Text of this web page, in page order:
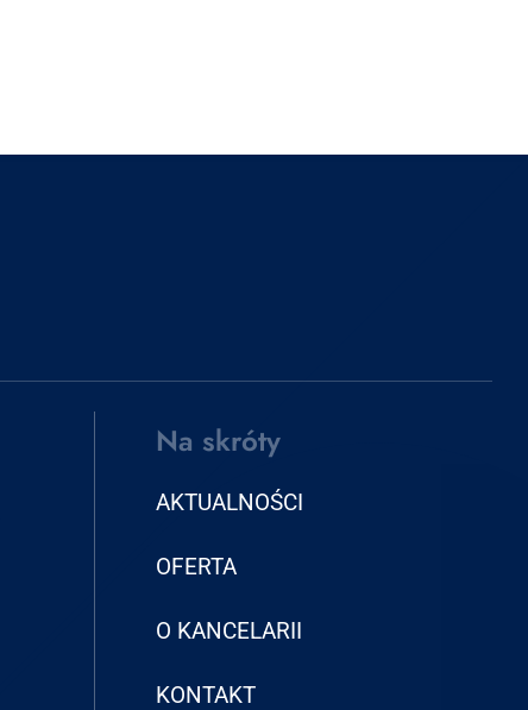
Na skróty
AKTUALNOŚCI
OFERTA
O KANCELARII
KONTAKT